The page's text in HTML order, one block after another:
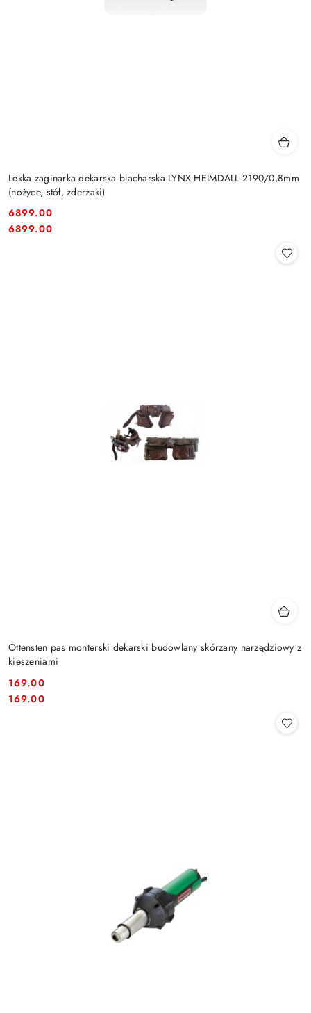
Lekka zaginarka dekarska blacharska LYNX HEIMDALL 2190/0,8mm
(nożyce, stół, zderzaki)
Cena:
6899.00
Cena:
6899.00
Ottensten pas monterski dekarski budowlany skórzany narzędziowy z
kieszeniami
Cena:
169.00
Cena:
169.00